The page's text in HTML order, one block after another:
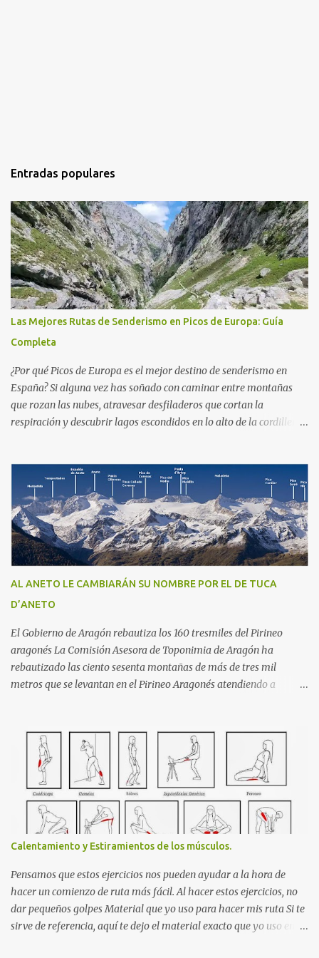
Entradas populares
Las Mejores Rutas de Senderismo en Picos de Europa: Guía
Completa
¿Por qué Picos de Europa es el mejor destino de senderismo en
España? Si alguna vez has soñado con caminar entre montañas
que rozan las nubes, atravesar desfiladeros que cortan la
respiración y descubrir lagos escondidos en lo alto de la cordillera,
parques nacionales más antiguos y espectaculares de toda la
Península Ibérica. No importa si eres un senderista experimentado
o si estás dando tus primeros pasos en el mundo del trekking: aquí
encontrarás senderos que se adaptan a cualquier nivel y que te
regalarán paisajes que jamás olvidarás.
AL ANETO LE CAMBIARÁN SU NOMBRE POR EL DE TUCA
D’ANETO
El Gobierno de Aragón rebautiza los 160 tresmiles del Pirineo
aragonés La Comisión Asesora de Toponimia de Aragón ha
rebautizado las ciento sesenta montañas de más de tres mil
metros que se levantan en el Pirineo Aragonés atendiendo a
ha librado ni el Aneto, cumbre señera de la cordillera, que
empezará a figurar en los mapas oficiales de Aragón como Tuca
d'Aneto. Macizo Aneto Maladetas ERES EL VISITANTE NÚMERO:
Calentamiento y Estiramientos de los músculos.
Pensamos que estos ejercicios nos pueden ayudar a la hora de
hacer un comienzo de ruta más fácil. Al hacer estos ejercicios, no
dar pequeños golpes Material que yo uso para hacer mis ruta Si te
sirve de referencia, aquí te dejo el material exacto que yo uso en